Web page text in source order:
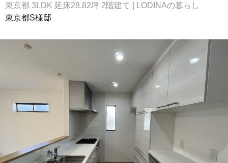
東京都 3LDK 延床28.82坪 2階建て | LODINAの暮らし
東京都S様邸